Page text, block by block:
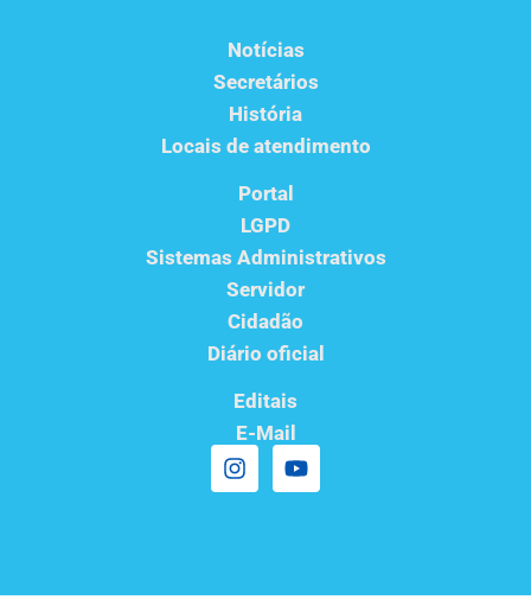
Notícias
Secretários
História
Locais de atendimento
Portal
LGPD
Sistemas Administrativos
Servidor
Cidadão
Diário oficial
Editais
E-Mail